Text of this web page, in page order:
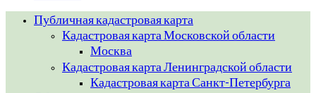
Публичная кадастровая карта
Кадастровая карта Московской области
Москва
Кадастровая карта Ленинградской области
Кадастровая карта Санкт-Петербурга